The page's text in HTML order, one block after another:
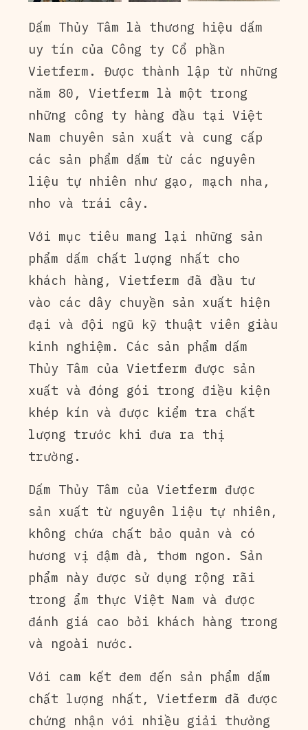
Dấm Thủy Tâm là thương hiệu dấm
uy tín của Công ty Cổ phần
Vietferm. Được thành lập từ những
năm 80, Vietferm là một trong
những công ty hàng đầu tại Việt
Nam chuyên sản xuất và cung cấp
các sản phẩm dấm từ các nguyên
liệu tự nhiên như gạo, mạch nha,
nho và trái cây.
Với mục tiêu mang lại những sản
phẩm dấm chất lượng nhất cho
khách hàng, Vietferm đã đầu tư
vào các dây chuyền sản xuất hiện
đại và đội ngũ kỹ thuật viên giàu
kinh nghiệm. Các sản phẩm dấm
Thủy Tâm của Vietferm được sản
xuất và đóng gói trong điều kiện
khép kín và được kiểm tra chất
lượng trước khi đưa ra thị
trường.
Dấm Thủy Tâm của Vietferm được
sản xuất từ nguyên liệu tự nhiên,
không chứa chất bảo quản và có
hương vị đậm đà, thơm ngon. Sản
phẩm này được sử dụng rộng rãi
trong ẩm thực Việt Nam và được
đánh giá cao bởi khách hàng trong
và ngoài nước.
Với cam kết đem đến sản phẩm dấm
chất lượng nhất, Vietferm đã được
chứng nhận với nhiều giải thưởng